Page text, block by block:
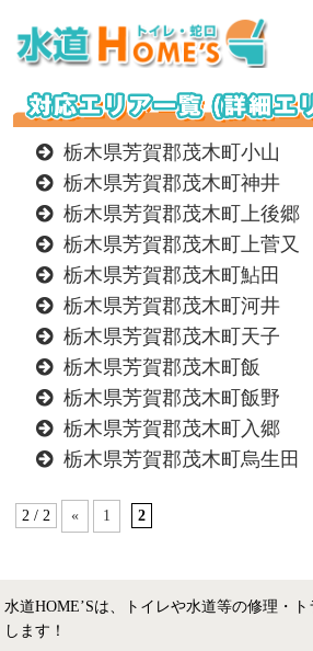
栃木県芳賀郡茂木町小山
栃木県芳賀郡茂木町神井
栃木県芳賀郡茂木町上後郷
栃木県芳賀郡茂木町上菅又
栃木県芳賀郡茂木町鮎田
栃木県芳賀郡茂木町河井
栃木県芳賀郡茂木町天子
栃木県芳賀郡茂木町飯
栃木県芳賀郡茂木町飯野
栃木県芳賀郡茂木町入郷
栃木県芳賀郡茂木町烏生田
2 / 2 « 1 2
水道HOME’Sは、トイレや水道等の修理・
します！